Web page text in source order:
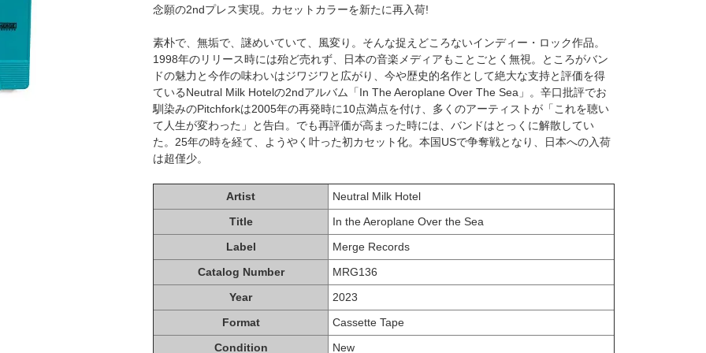
念願の2ndプレス実現。カセットカラーを新たに再入荷!
素朴で、無垢で、謎めいていて、風変り。そんな捉えどころないインディー・ロック作品。
1998年のリリース時には殆ど売れず、日本の音楽メディアもことごとく無視。ところがバン
ドの魅力と今作の味わいはジワジワと広がり、今や歴史的名作として絶大な支持と評価を得
ているNeutral Milk Hotelの2ndアルバム「In The Aeroplane Over The Sea」。辛口批評でお
馴染みのPitchforkは2005年の再発時に10点満点を付け、多くのアーティストが「これを聴い
て人生が変わった」と告白。でも再評価が高まった時には、バンドはとっくに解散してい
た。25年の時を経て、ようやく叶った初カセット化。本国USで争奪戦となり、日本への入荷
は超僅少。
Artist
Neutral Milk Hotel
Title
In the Aeroplane Over the Sea
Label
Merge Records
Catalog Number
MRG136
Year
2023
Format
Cassette Tape
Condition
New